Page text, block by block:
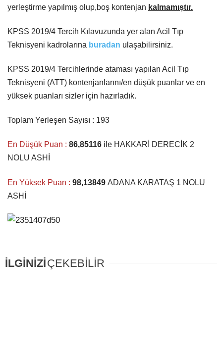
TikTok
yerleştirme yapılmış olup,boş kontenjan kalmamıştır.
KPSS 2019/4 Tercih Kılavuzunda yer alan Acil Tıp
Teknisyeni kadrolarına buradan ulaşabilirsiniz.
KPSS 2019/4 Tercihlerinde ataması yapılan Acil Tıp
Teknisyeni (ATT) kontenjanlarını/en düşük puanlar ve en
yüksek puanları sizler için hazırladık.
Toplam Yerleşen Sayısı : 193
En Düşük Puan : 86,85116 ile HAKKARİ DERECİK 2
NOLU ASHİ
En Yüksek Puan : 98,13849 ADANA KARATAŞ 1 NOLU
ASHİ
İLGİNİZİÇEKEBİLİR